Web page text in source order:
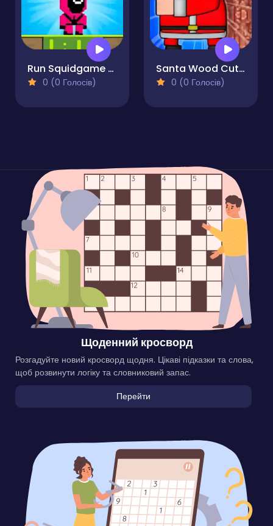
Run Squidgame Run
0 (0 Голосів)
Santa Wood Cutter
0 (0 Голосів)
Щоденний кросворд
Розгадуйте новий кросворд щодня. Цікаві підказки та слова,
щоб розвинути логіку та словниковий запас.
Перейти